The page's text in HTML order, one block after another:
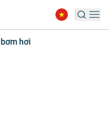
hơi